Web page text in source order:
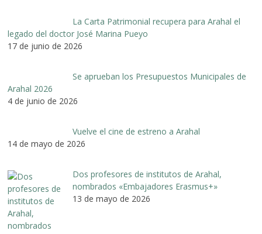
La Carta Patrimonial recupera para Arahal el
legado del doctor José Marina Pueyo
17 de junio de 2026
Se aprueban los Presupuestos Municipales de
Arahal 2026
4 de junio de 2026
Vuelve el cine de estreno a Arahal
14 de mayo de 2026
Dos profesores de institutos de Arahal,
nombrados «Embajadores Erasmus+»
13 de mayo de 2026